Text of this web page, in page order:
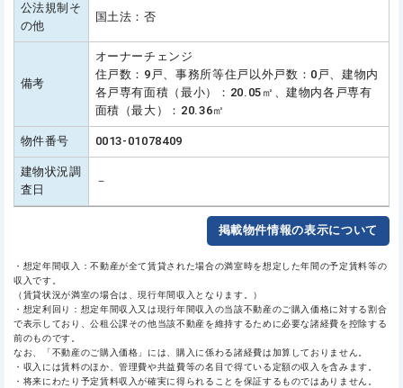
公法規制そ
の他
国土法：否
備考
オーナーチェンジ
住戸数：9戸、事務所等住戸以外戸数：0戸、建物内
各戸専有面積（最小）：20.05㎡、建物内各戸専有
面積（最大）：20.36㎡
物件番号 0013-01078409
建物状況調
査日
－
掲載物件情報の表示について
・想定年間収入：不動産が全て賃貸された場合の満室時を想定した年間の予定賃料等の
収入です。
（賃貸状況が満室の場合は、現行年間収入となります。）
・想定利回り：想定年間収入又は現行年間収入の当該不動産のご購入価格に対する割合
で表示しており、公租公課その他当該不動産を維持するために必要な諸経費を控除する
前のものです。
なお、「不動産のご購入価格」には、購入に係わる諸経費は加算しておりません。
・収入には賃料のほか、管理費や共益費等の名目で得ている定額の収入を含みます。
・将来にわたり予定賃料収入が確実に得られることを保証するものではありません。